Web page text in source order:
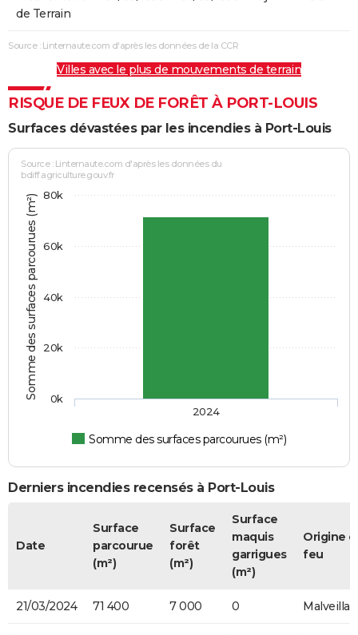
de Terrain
Source : Linternaute.com d'après les données de la CCR
Villes avec le plus de mouvements de terrain
RISQUE DE FEUX DE FORÊT À PORT-LOUIS
Surfaces dévastées par les incendies à Port-Louis
Somme des surfaces parcourues (m²)
Source : Linternaute.com d'après les données du
bdiff.agriculture.gouv.fr
Somme des surfaces parcourues (m²)
2024
0k
20k
40k
60k
80k
Derniers incendies recensés à Port-Louis
Date
Surface
parcourue
(m²)
Surface
forêt
(m²)
Surface
maquis
garrigues
(m²)
Origine
feu
21/03/2024 71 400 7 000 0